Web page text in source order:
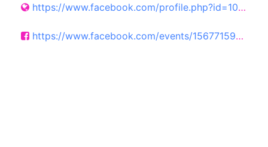
https://www.facebook.com/profile.php?id=100063621908497
https://www.facebook.com/events/1567715994676863/?acontext=%7B%22event_action_history%22%3A[]%7D